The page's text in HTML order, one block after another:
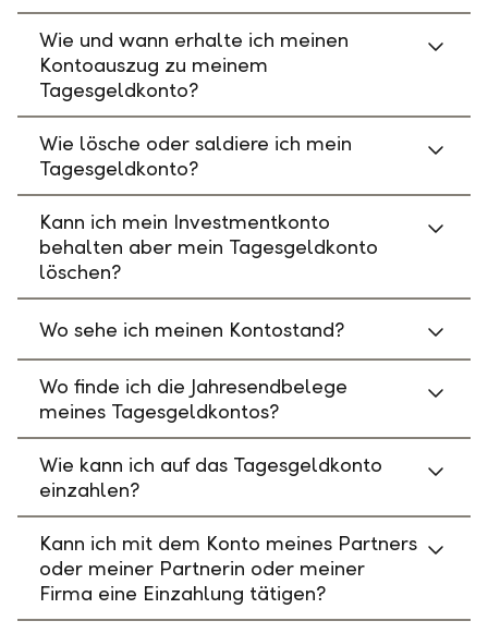
Wie und wann erhalte ich meinen
Kontoauszug zu meinem
Tagesgeldkonto?
Wie lösche oder saldiere ich mein
Tagesgeldkonto?
Kann ich mein Investmentkonto
behalten aber mein Tagesgeldkonto
löschen?
Wo sehe ich meinen Kontostand?
Wo finde ich die Jahresendbelege
meines Tagesgeldkontos?
Wie kann ich auf das Tagesgeldkonto
einzahlen?
Kann ich mit dem Konto meines Partners
oder meiner Partnerin oder meiner
Firma eine Einzahlung tätigen?